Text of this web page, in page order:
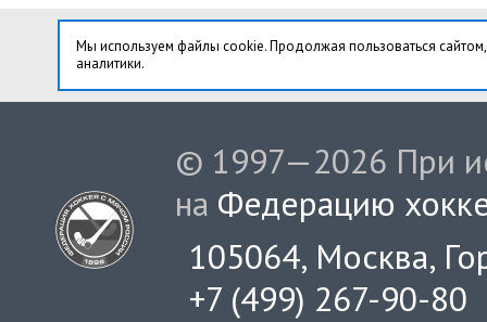
Мы используем файлы cookie. Продолжая пользоваться
аналитики.
© 1997—2026 При
на Федерацию
105064, Москва,
+7 (499) 267-90-80